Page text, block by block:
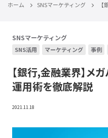
ホーム SNSマーケティング
SNSマーケティング
SNS活用 マーケティング 事例
【銀行,金融業界】メ
運用術を徹底解説
2021.11.18